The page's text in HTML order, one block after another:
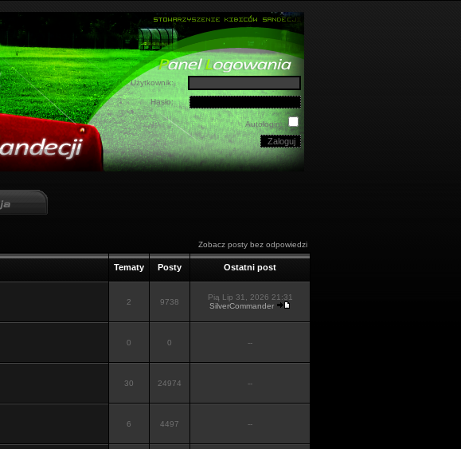
Użytkownik:
Hasło:
Autologin:
Zobacz posty bez odpowiedzi
Tematy Posty Ostatni post
2 9738
Pią Lip 31, 2026 21:31
SilverCommander
0 0 --
30 24974 --
6 4497 --